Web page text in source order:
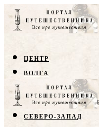
ЦЕНТР
ВОЛГА
КРЫМ
СЕВЕРНЫЙ КАВКАЗ
СЕВЕРО-ЗАПАД